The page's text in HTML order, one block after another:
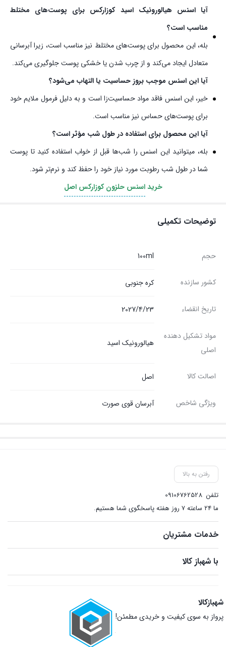
آیا اسنس هیالورونیک اسید کوزارکس برای پوست‌های مختلط
مناسب است؟
بله، این محصول برای پوست‌های مختلط نیز مناسب است، زیرا آبرسانی
متعادل ایجاد می‌کند و از چرب شدن یا خشکی پوست جلوگیری می‌کند.
آیا این اسنس موجب بروز حساسیت یا التهاب می‌شود؟
خیر، این اسنس فاقد مواد حساسیت‌زا است و به دلیل فرمول ملایم خود
برای پوست‌های حساس نیز مناسب است.
آیا این محصول برای استفاده در طول شب مؤثر است؟
بله، میتوانید این اسنس را شب‌ها قبل از خواب استفاده کنید تا پوست
شما در طول شب رطوبت مورد نیاز خود را حفظ کند و نرم‌تر شود.
خریداسنس حلزون کوزارکس اصل
توضیحات تکمیلی
حجم 100ml
کشور سازنده کره جنوبی
تاریخ انقضاء 2027/4/23
مواد تشکیل دهنده
اصلی
هیالورونیک اسید
اصالت کالا اصل
ویژگی شاخص آبرسان قوی صورت
رفتن به بالا
تلفن 09106762528
ما ۲۴ ساعته ۷ روز هفته پاسخگوی شما هستیم.
خدمات مشتریان
با شهباز کالا
شهبازکالا
پرواز به سوی کیفیت و خریدی مطمئن!